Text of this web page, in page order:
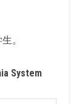
。
System